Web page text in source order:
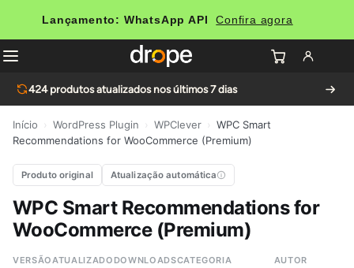
Lançamento: WhatsApp API Confira agora
424produtos atualizados nos últimos 7 dias
Início WordPress Plugin WPClever
WPC Smart
Recommendations for WooCommerce (Premium)
Produto original Atualização automática
WPC Smart Recommendations for
WooCommerce (Premium)
VERSÃOATUALIZADO DOWNLOADSCATEGORIA AUTOR